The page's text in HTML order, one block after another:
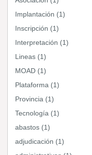
Implantación (1)
Inscripción (1)
Interpretación (1)
Lineas (1)
MOAD (1)
Plataforma (1)
Provincia (1)
Tecnología (1)
abastos (1)
adjudicación (1)